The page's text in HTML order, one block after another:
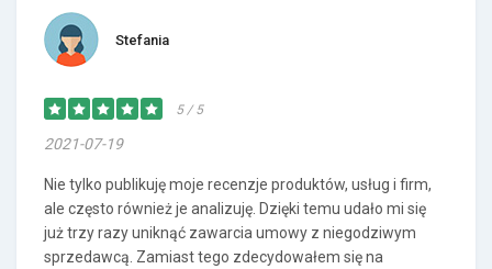
Stefania
5 / 5
2021-07-19
Nie tylko publikuję moje recenzje produktów, usług i firm,
ale często również je analizuję. Dzięki temu udało mi się
już trzy razy uniknąć zawarcia umowy z niegodziwym
sprzedawcą. Zamiast tego zdecydowałem się na